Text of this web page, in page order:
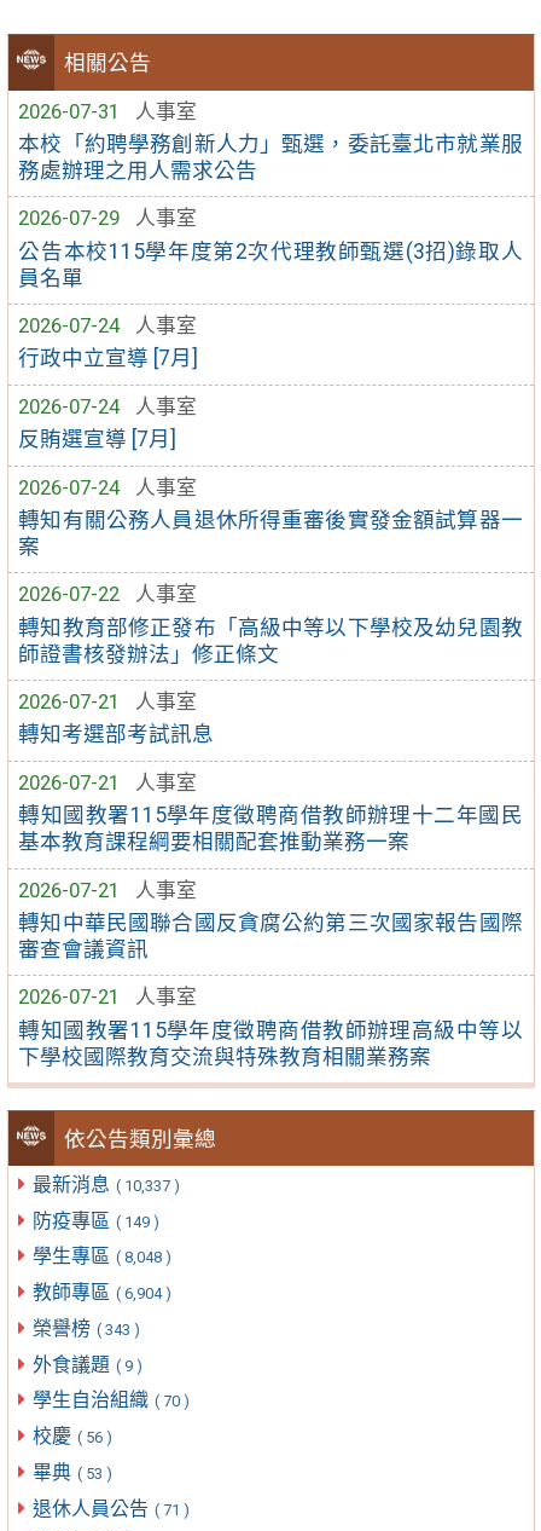
相關公告
2026-07-31
人事室
本校「約聘學務創新人力」甄選，委託臺北市就業服
務處辦理之用人需求公告
2026-07-29
人事室
公告本校115學年度第2次代理教師甄選(3招)錄取人
員名單
2026-07-24
人事室
行政中立宣導 [7月]
2026-07-24
人事室
反賄選宣導 [7月]
2026-07-24
人事室
轉知有關公務人員退休所得重審後實發金額試算器一
案
2026-07-22
人事室
轉知教育部修正發布「高級中等以下學校及幼兒園教
師證書核發辦法」修正條文
2026-07-21
人事室
轉知考選部考試訊息
2026-07-21
人事室
轉知國教署115學年度徵聘商借教師辦理十二年國民
基本教育課程綱要相關配套推動業務一案
2026-07-21
人事室
轉知中華民國聯合國反貪腐公約第三次國家報告國際
審查會議資訊
2026-07-21
人事室
轉知國教署115學年度徵聘商借教師辦理高級中等以
下學校國際教育交流與特殊教育相關業務案
依公告類別彙總
最新消息 ( 10,337 )
防疫專區 ( 149 )
學生專區 ( 8,048 )
教師專區 ( 6,904 )
榮譽榜 ( 343 )
外食議題 ( 9 )
學生自治組織 ( 70 )
校慶 ( 56 )
畢典 ( 53 )
退休人員公告 ( 71 )